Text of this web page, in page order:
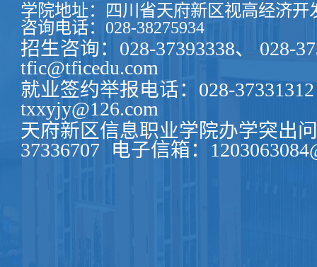
学院地址：四川省天府新区视高经济开
咨询电话：028-38275934
招生咨询：028-37393338、 028-
tfic@tficedu.com
就业签约举报电话：028-37331312
txxyjy@126.com
天府新区信息职业学院办学突出
37336707
电子信箱：